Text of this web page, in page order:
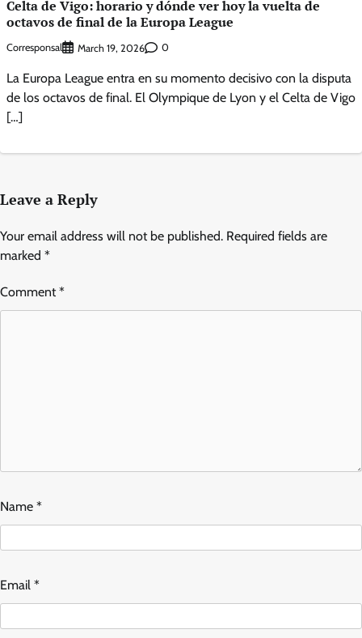
Celta de Vigo: horario y dónde ver hoy la vuelta de
octavos de final de la Europa League
Corresponsal March 19, 2026 0
La Europa League entra en su momento decisivo con la disputa
de los octavos de final. El Olympique de Lyon y el Celta de Vigo
[…]
Leave a Reply
Your email address will not be published. Required fields are
marked *
Comment*
Name *
Email *